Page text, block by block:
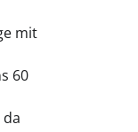
mit
60